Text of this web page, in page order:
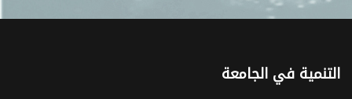
التنمية في الجامعة